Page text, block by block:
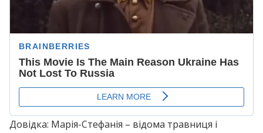
Довідка: Марія-Стефанія – відома травниця і